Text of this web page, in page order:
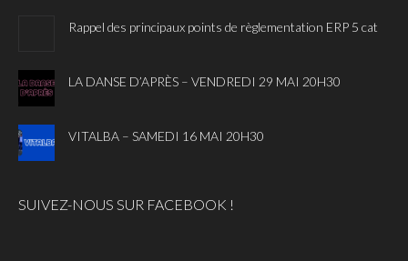
Rappel des principaux points de règlementation ERP 5 cat
LA DANSE D’APRÈS – VENDREDI 29 MAI 20H30
VITALBA – SAMEDI 16 MAI 20H30
SUIVEZ-NOUS SUR FACEBOOK !